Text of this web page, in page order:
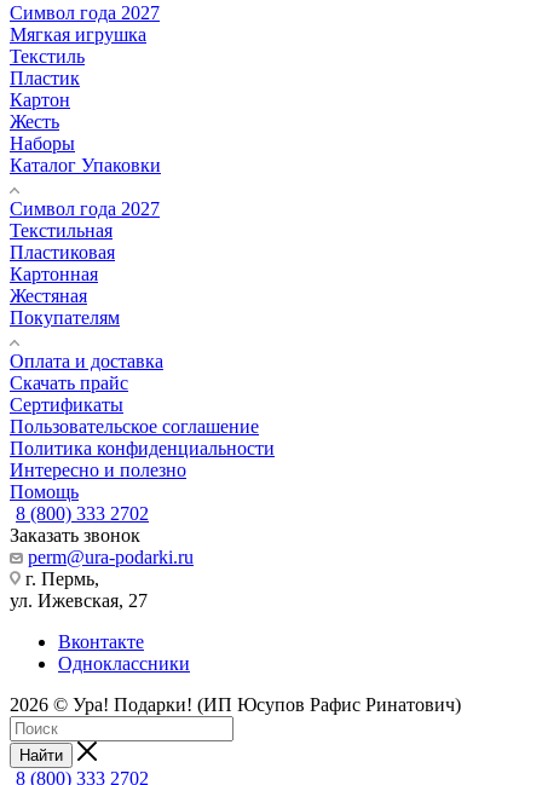
Символ года 2027
Мягкая игрушка
Текстиль
Пластик
Картон
Жесть
Наборы
Каталог Упаковки
Символ года 2027
Текстильная
Пластиковая
Картонная
Жестяная
Покупателям
Оплата и доставка
Скачать прайс
Сертификаты
Пользовательское соглашение
Политика конфиденциальности
Интересно и полезно
Помощь
8 (800) 333 2702
Заказать звонок
perm@ura-podarki.ru
г. Пермь,
ул. Ижевская, 27
Вконтакте
Одноклассники
2026 © Ура! Подарки! (ИП Юсупов Рафис Ринатович)
Найти
8 (800) 333 2702